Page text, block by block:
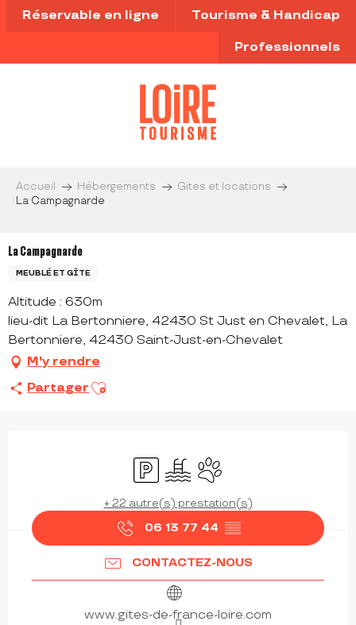
Aller
au
principal
Réservable en ligne Tourisme & Handicap
Professionnels
Accueil Hébergements
Gites et locations
La Campagnarde
La Campagnarde
MEUBLÉ ET GÎTE
Altitude : 630m
lieu-dit La Bertonniere, 42430 St Just en Chevalet, La
Bertonniere, 42430 Saint-Just-en-Chevalet
M'y rendre
Partager Ajouter aux favoris
ParkingPiscineAnimaux acceptés
+ 22 autre(s) prestation(s)
06 13 77 44 ▒▒
CONTACTEZ-NOUS
www.gites-de-france-loire.com